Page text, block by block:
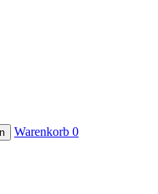
Warenkorb 0